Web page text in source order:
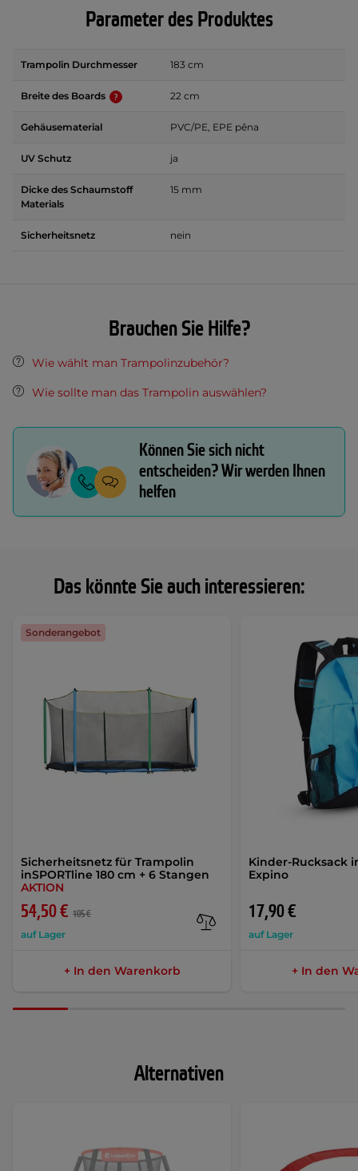
Das könnte Sie auch interessieren:
Sicherheitsnetz für Trampolin
inSPORTline 180 cm + 6 Stangen
AKTION
54,50 € 105 €
auf Lager
Sonderangebot
+ In den Warenkorb
Kinder-Rucksack
Expino
17,90 €
auf Lager
+ In den
Parameter des Produktes
Trampolin Durchmesser 183 cm
Breite des Boards 22 cm
Gehäusematerial PVC/PE, EPE pěna
UV Schutz ja
Dicke des Schaumstoff
Materials
15 mm
Sicherheitsnetz nein
Brauchen Sie Hilfe?
Wie wählt man Trampolinzubehör?
Wie sollte man das Trampolin auswählen?
Können Sie sich nicht
entscheiden? Wir werden Ihnen
helfen
Alternativen